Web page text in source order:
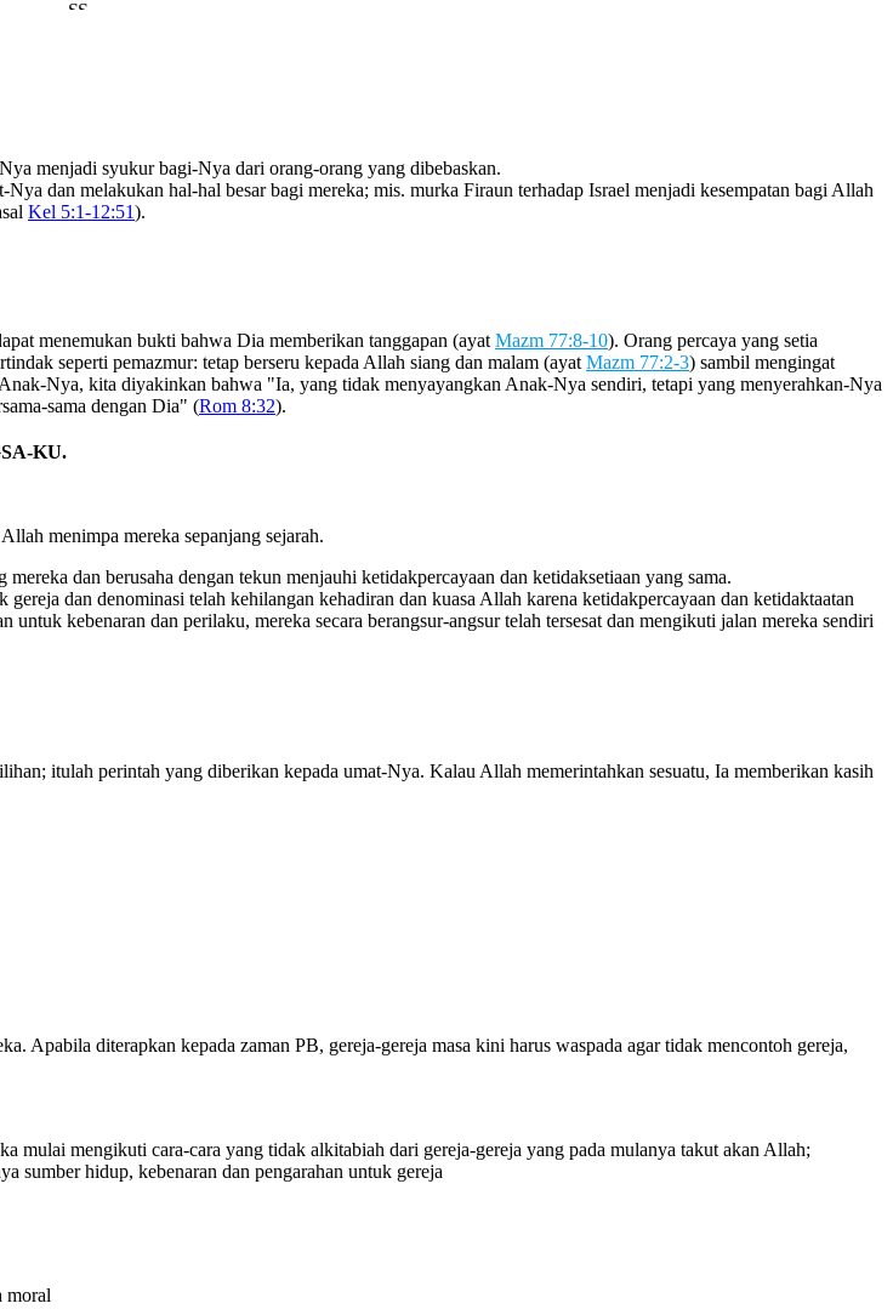
menjadi syukur bagi-Nya dari orang-orang yang dibebaskan.
dan melakukan hal-hal besar bagi mereka; mis. murka Firaun terhadap Israel menjadi kesempatan bagi Allah
Kel 5:1-12:51).
menemukan bukti bahwa Dia memberikan tanggapan (ayatMazm 77:8-10). Orang percaya yang setia
seperti pemazmur: tetap berseru kepada Allah siang dan malam (ayatMazm 77:2-3) sambil mengingat
Nya, kita diyakinkan bahwa "Ia, yang tidak menyayangkan Anak-Nya sendiri, tetapi yang menyerahkan-Nya
sama dengan Dia" (Rom 8:32).
KU.
menimpa mereka sepanjang sejarah.
dan berusaha dengan tekun menjauhi ketidakpercayaan dan ketidaksetiaan yang sama.
dan denominasi telah kehilangan kehadiran dan kuasa Allah karena ketidakpercayaan dan ketidaktaatan
kebenaran dan perilaku, mereka secara berangsur-angsur telah tersesat dan mengikuti jalan mereka sendiri
itulah perintah yang diberikan kepada umat-Nya. Kalau Allah memerintahkan sesuatu, Ia memberikan kasih
Apabila diterapkan kepada zaman PB, gereja-gereja masa kini harus waspada agar tidak mencontoh gereja,
mulai mengikuti cara-cara yang tidak alkitabiah dari gereja-gereja yang pada mulanya takut akan Allah;
sumber hidup, kebenaran dan pengarahan untuk gereja
moral